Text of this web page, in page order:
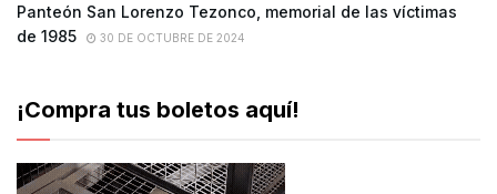
Panteón San Lorenzo Tezonco, memorial de las víctimas
de 1985
30 DE OCTUBRE DE 2024
¡Compra tus boletos aquí!